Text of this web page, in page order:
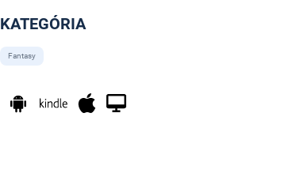
KATEGÓRIA
Fantasy